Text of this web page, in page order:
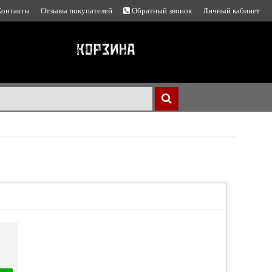
Отзывы покупателей Обратный звонок Личный кабинет